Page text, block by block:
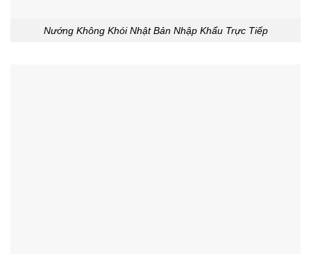
Nướng Không Khói Nhật Bản Nhập Khẩu Trực Tiếp